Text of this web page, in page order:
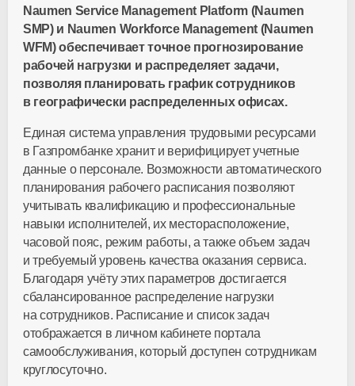
Naumen Service Management Platform (Naumen
SMP) и Naumen Workforce Management (Naumen
WFM) обеспечивает точное прогнозирование
рабочей нагрузки и распределяет задачи,
позволяя планировать график сотрудников
в географически распределенных офисах.
Единая система управления трудовыми ресурсами
в Газпромбанке хранит и верифицирует учетные
данные о персонале. Возможности автоматического
планирования рабочего расписания позволяют
учитывать квалификацию и профессиональные
навыки исполнителей, их месторасположение,
часовой пояс, режим работы, а также объем задач
и требуемый уровень качества оказания сервиса.
Благодаря учёту этих параметров достигается
сбалансированное распределение нагрузки
на сотрудников. Расписание и список задач
отображается в личном кабинете портала
самообслуживания, который доступен сотрудникам
круглосуточно.